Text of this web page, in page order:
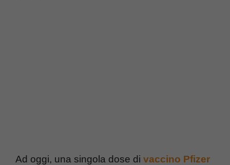
Ad oggi, una singola dose di vaccino Pfizer